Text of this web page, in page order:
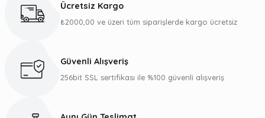
Görüş ve önerileriniz için teşekkür ederiz.
Ürün bilgilerinde hatalar bulunuyor.
Ücretsiz Kargo
₺2000,00 ve üzeri tüm siparişlerde kargo ücretsiz
Güvenli Alışveriş
256bit SSL sertifikası ile %100 güvenli alışveriş